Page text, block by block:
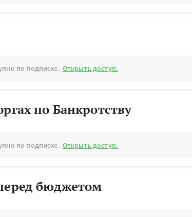
по подписке. Открыть доступ.
по Банкротству
по подписке. Открыть доступ.
бюджетом